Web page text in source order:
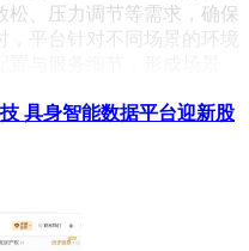
、压力调节等需求，确保
平台针对不同场景的环境
服务则突出专属适配，彻底
粗放模式，显著提升了用户
更立体、更专业的康养服务
升级。通过场景细分能
具身智能数据平台迎新股